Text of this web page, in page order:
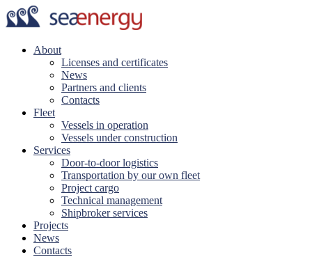
About
Licenses and certificates
News
Partners and clients
Contacts
Fleet
Vessels in operation
Vessels under construction
Services
Door-to-door logistics
Transportation by our own fleet
Project cargo
Technical management
Shipbroker services
Projects
News
Contacts